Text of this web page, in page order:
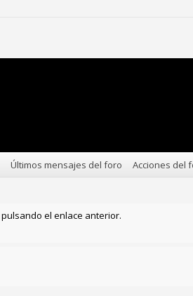
Últimos mensajes del foro Acciones del
pulsando el enlace anterior.